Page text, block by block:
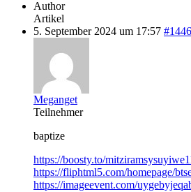
Author
Artikel
5. September 2024 um 17:57 #1446
Meganget
Teilnehmer
baptize
https://boosty.to/
https://fliphtml5.com/homepage/
https://imageevent.com/